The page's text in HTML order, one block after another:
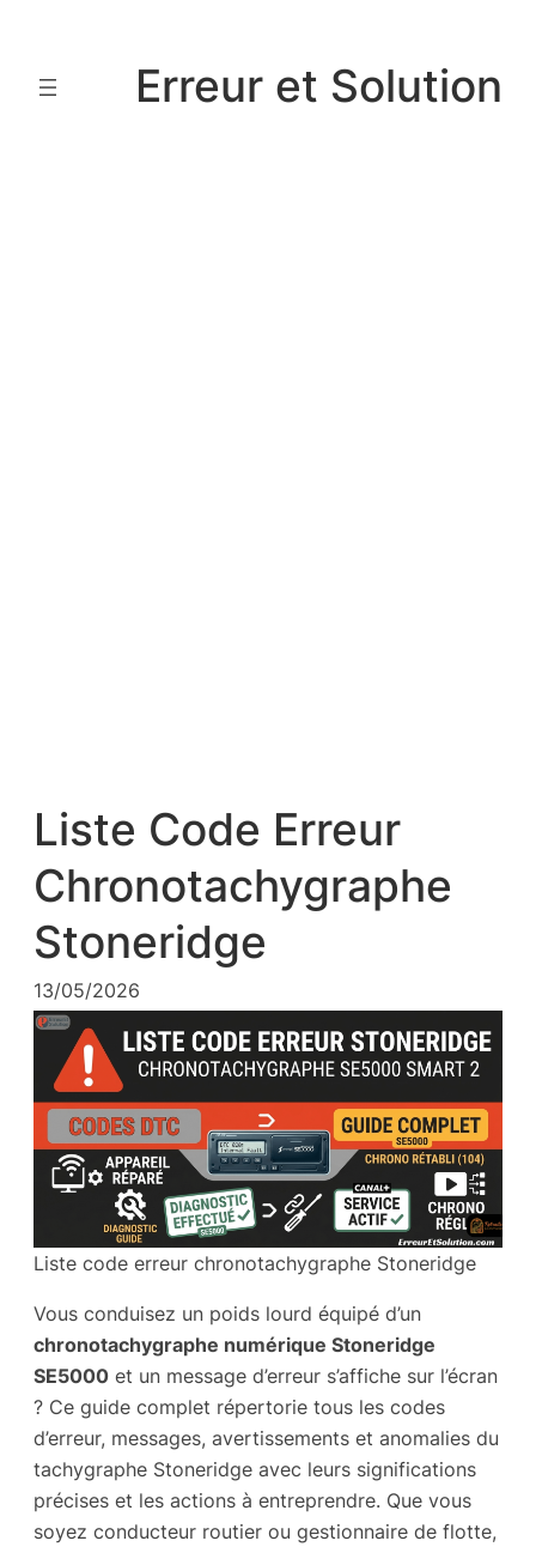
contenu
Erreur et Solution
Liste Code Erreur
Chronotachygraphe
Stoneridge
13/05/2026
Liste code erreur chronotachygraphe Stoneridge
Vous conduisez un poids lourd équipé d’un
chronotachygraphe numérique Stoneridge
SE5000 et un message d’erreur s’affiche sur l’écran
? Ce guide complet répertorie tous les codes
d’erreur, messages, avertissements et anomalies du
tachygraphe Stoneridge avec leurs significations
précises et les actions à entreprendre. Que vous
soyez conducteur routier ou gestionnaire de flotte,